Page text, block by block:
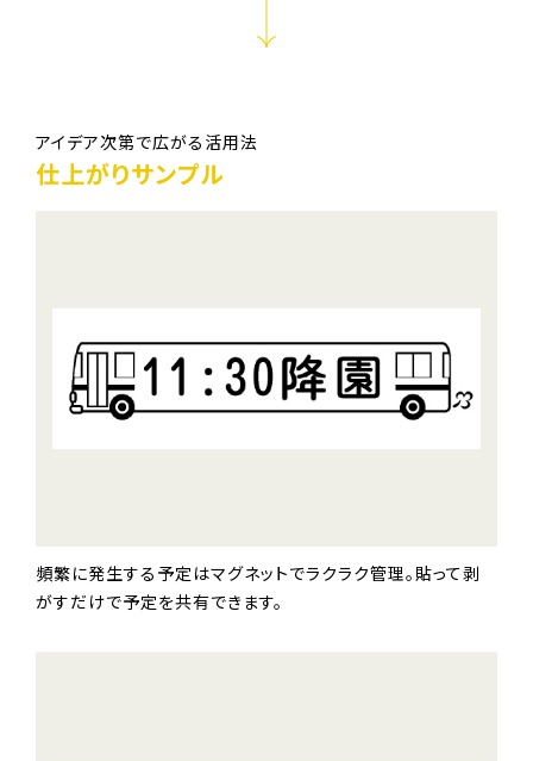
アイデア次第で広がる活用法
仕上がりサンプル
頻繁に発生する予定はマグネットでラクラク管理。貼って剥
がすだけで予定を共有できます。